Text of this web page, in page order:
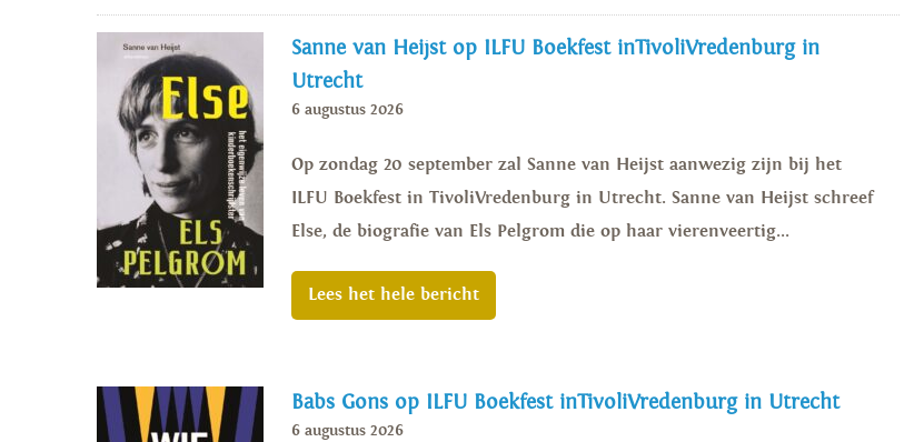
Sanne van Heijst op ILFU Boekfest inTivoliVredenburg in
Utrecht
6 augustus 2026
Op zondag 20 september zal Sanne van Heijst aanwezig zijn bij het
ILFU Boekfest in TivoliVredenburg in Utrecht. Sanne van Heijst schreef
Else, de biografie van Els Pelgrom die op haar vierenveertig...
Lees het hele bericht
Babs Gons op ILFU Boekfest inTivoliVredenburg in Utrecht
6 augustus 2026